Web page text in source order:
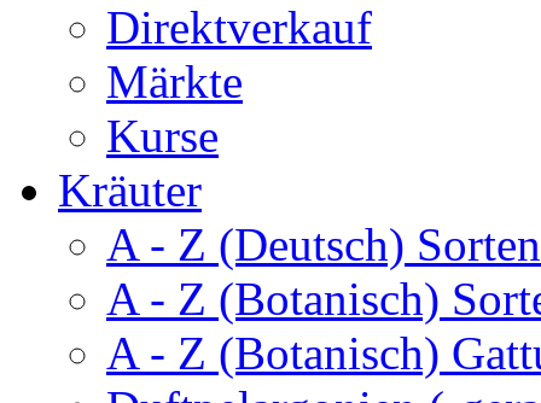
Direktverkauf
Märkte
Kurse
Kräuter
A - Z (Deutsch)
A - Z (Botanisch)
A - Z (Botanisch)